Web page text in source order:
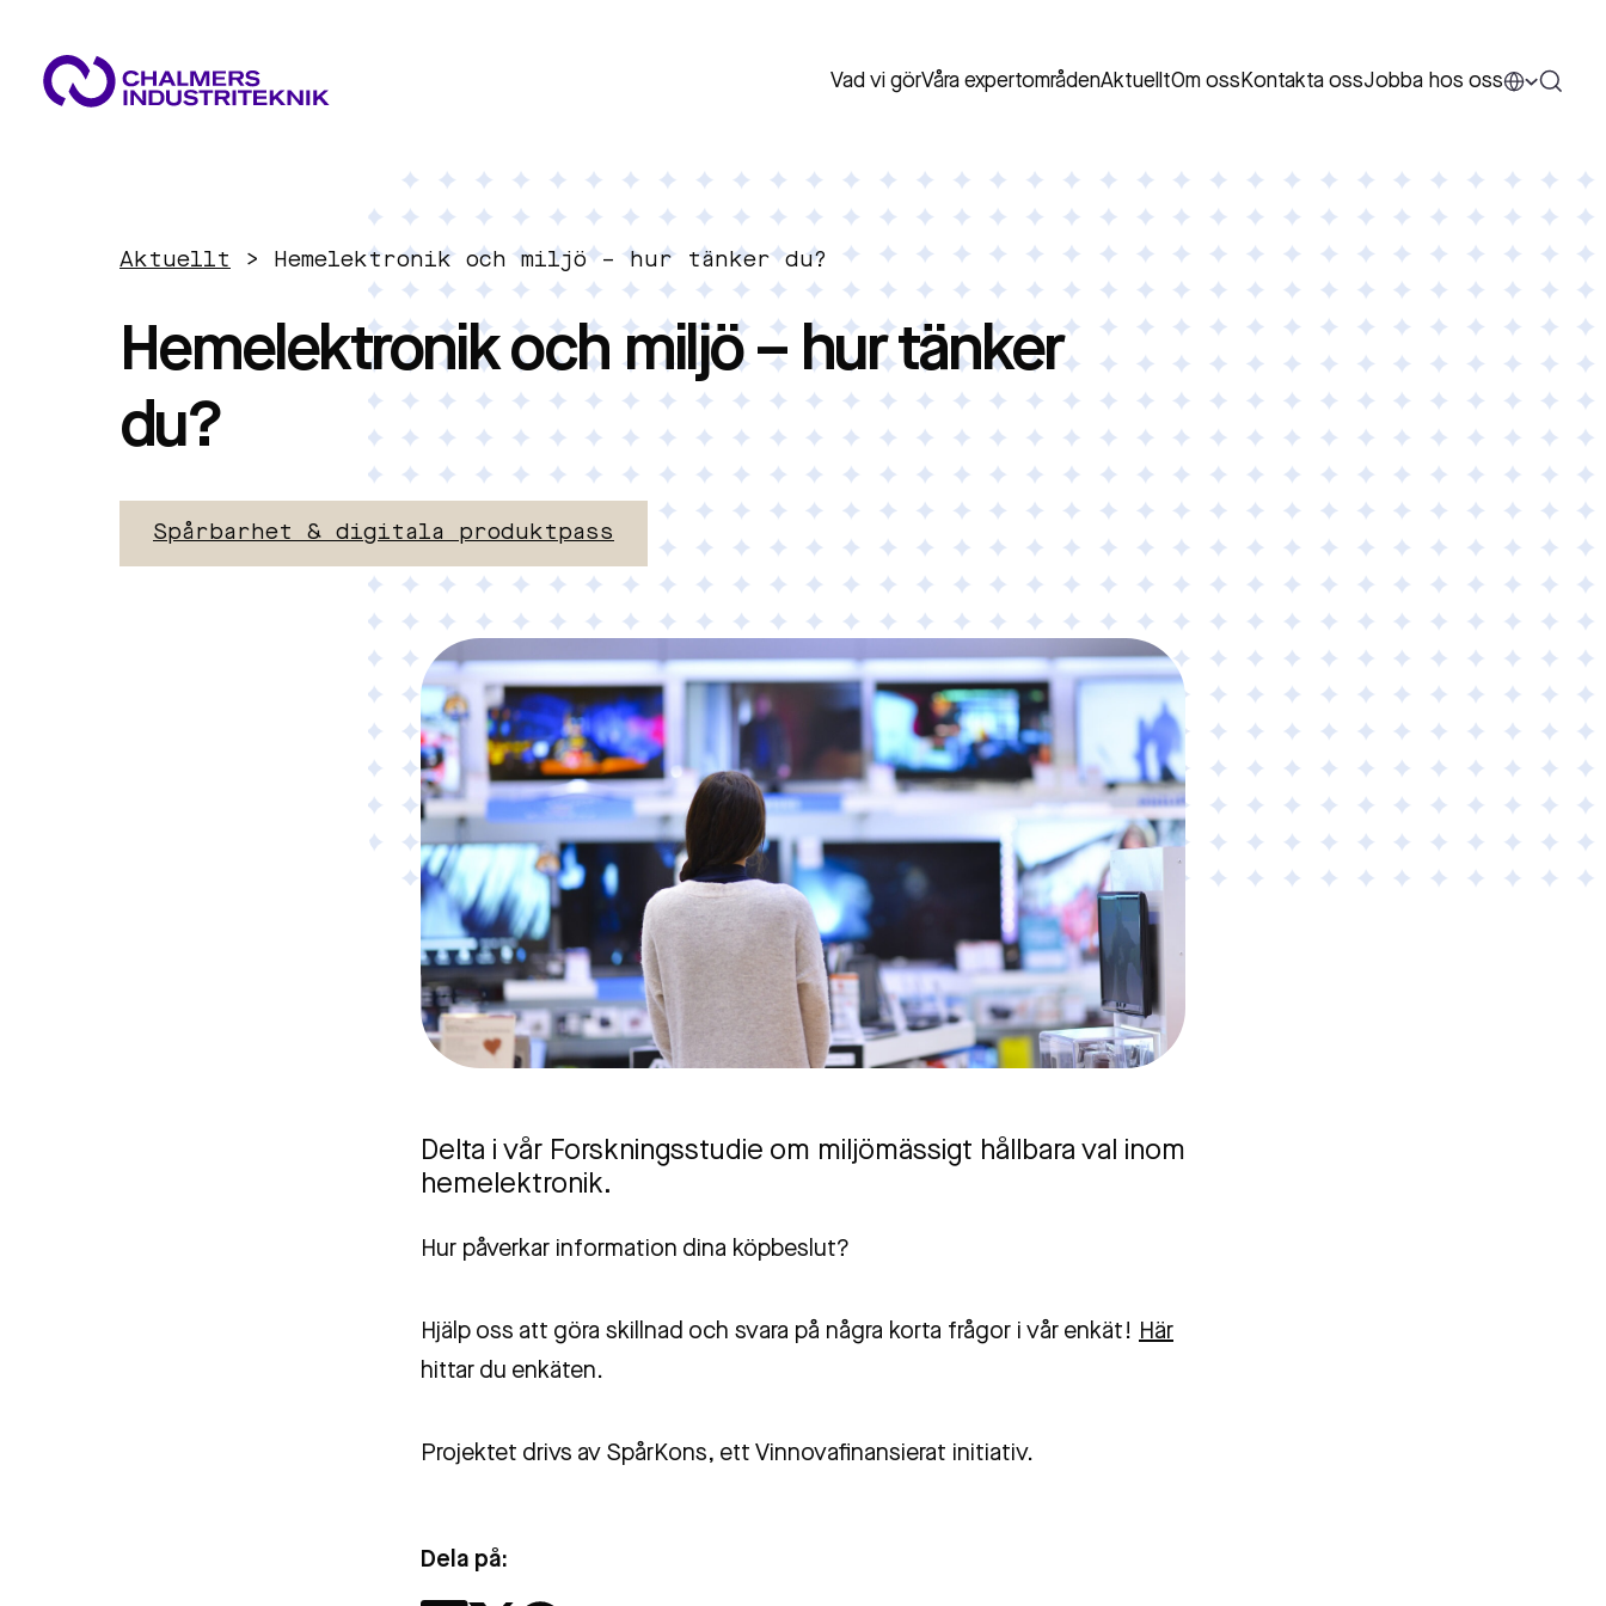
Vad vi görVåra expertområdenAktuelltOm oss Kontakta ossJobba hos oss
OM OSS
JOBBA HOS OSS
Aktuellt > Hemelektronik och miljö – hur tänker du?
Hemelektronik och miljö – hur tänker
du?
Spårbarhet & digitala produktpass
Delta i vår Forskningsstudie om miljömässigt hållbara val inom
hemelektronik.
Hur påverkar information dina köpbeslut?
Hjälp oss att göra skillnad och svara på några korta frågor i vår enkät! Här
hittar du enkäten.
Projektet drivs av SpårKons, ett Vinnovafinansierat initiativ.
Dela på: